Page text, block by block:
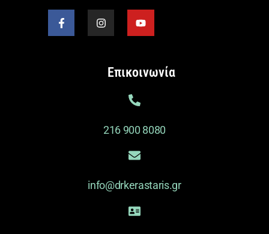
Επικοινωνία
216 900 8080
info@drkerastaris.gr